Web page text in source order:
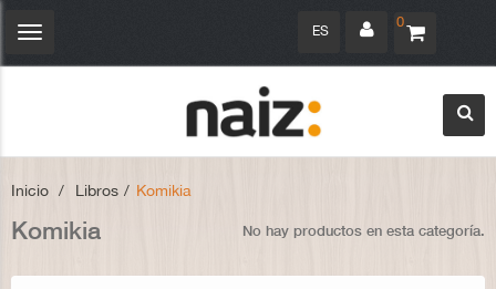
0
ES
Navegación
Inicio > Libros > Komikia
Komikia No hay productos en esta categoría.